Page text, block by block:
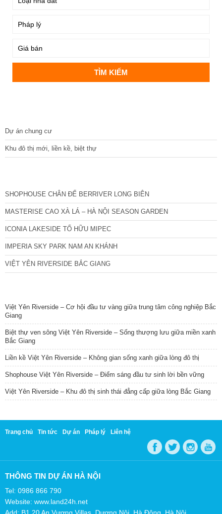
Dự án chung cư
Khu đô thị mới, liền kề, biệt thự
SHOPHOUSE CHÂN ĐẾ BERRIVER LONG BIÊN
MASTERISE CAO XÀ LÁ – HÀ NỘI SEASON GARDEN
ICONIA LAKESIDE TỐ HỮU MIPEC
IMPERIA SKY PARK NAM AN KHÁNH
VIỆT YÊN RIVERSIDE BẮC GIANG
Việt Yên Riverside – Cơ hội đầu tư vàng giữa trung tâm công nghiệp Bắc
Giang
Biệt thự ven sông Việt Yên Riverside – Sống thượng lưu giữa miền xanh
Bắc Giang
Liền kề Việt Yên Riverside – Không gian sống xanh giữa lòng đô thị
Shophouse Việt Yên Riverside – Điểm sáng đầu tư sinh lời bền vững
Việt Yên Riverside – Khu đô thị sinh thái đẳng cấp giữa lòng Bắc Giang
Trang chủ Tin tức Dự án Pháp lý Liên hệ
THÔNG TIN DỰ ÁN HÀ NỘI
Tel: 0986 866 790
Website: www.land24h.net